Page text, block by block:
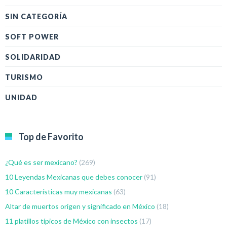
SIN CATEGORÍA
SOFT POWER
SOLIDARIDAD
TURISMO
UNIDAD
Top de Favorito
¿Qué es ser mexicano? (269)
10 Leyendas Mexicanas que debes conocer (91)
10 Características muy mexicanas (63)
Altar de muertos origen y significado en México (18)
11 platillos típicos de México con insectos (17)